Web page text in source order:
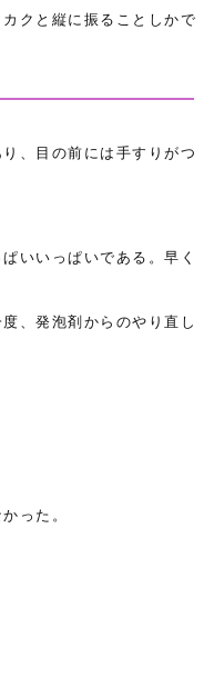
クと縦に振ることしかで
、目の前には手すりがつ
いいっぱいである。早く
、発泡剤からのやり直し
った。